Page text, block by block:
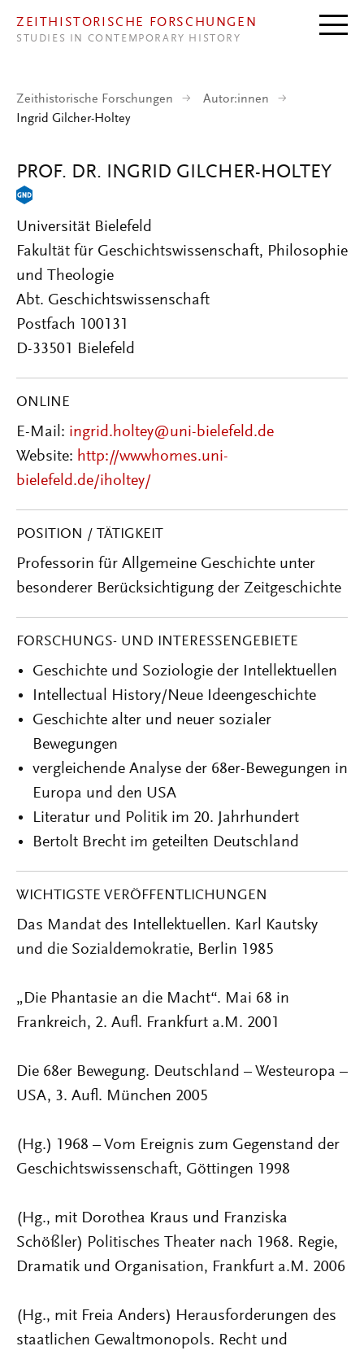
ZEITHISTORISCHE FORSCHUNGEN
STUDIES IN CONTEMPORARY HISTORY
Zeithistorische Forschungen
Autor:innen
Ingrid Gilcher-Holtey
PROF. DR. INGRID GILCHER-HOLTEY
Universität Bielefeld
Fakultät für Geschichtswissenschaft, Philosophie
und Theologie
Abt. Geschichtswissenschaft
Postfach 100131
D-33501 Bielefeld
ONLINE
E-Mail: ingrid.holtey@uni-bielefeld.de
Website: http://wwwhomes.uni-
bielefeld.de/iholtey/
POSITION / TÄTIGKEIT
Professorin für Allgemeine Geschichte unter
besonderer Berücksichtigung der Zeitgeschichte
FORSCHUNGS- UND INTERESSENGEBIETE
Geschichte und Soziologie der Intellektuellen
Intellectual History/Neue Ideengeschichte
Geschichte alter und neuer sozialer
Bewegungen
vergleichende Analyse der 68er-Bewegungen in
Europa und den USA
Literatur und Politik im 20. Jahrhundert
Bertolt Brecht im geteilten Deutschland
WICHTIGSTE VERÖFFENTLICHUNGEN
Das Mandat des Intellektuellen. Karl Kautsky
und die Sozialdemokratie, Berlin 1985
„Die Phantasie an die Macht“. Mai 68 in
Frankreich, 2. Aufl. Frankfurt a.M. 2001
Die 68er Bewegung. Deuts­chland – Westeuropa –
USA, 3. Aufl. München 2005
(Hg.) 1968 – Vom Ereignis zum Gegenstand der
Geschichtswissenschaft, Göttingen 1998
(Hg., mit Dorothea Kraus und Franziska
Schößler) Politisches Theater nach 1968. Regie,
Dramatik und Organisation, Frankfurt a.M. 2006
(Hg., mit Freia Anders) Herausforderungen des
staatlichen Gewaltmonopols. Recht und